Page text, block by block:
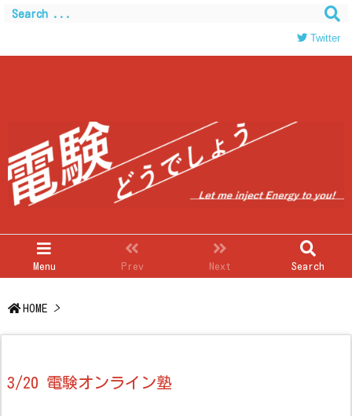
Warning: Trying to access array offset on value of type
/home/c0403866/public_html/kwglab.com/wp-
on line120
Menu Prev Next Search
Twitter
HOME >
3/20 電験オンライン塾